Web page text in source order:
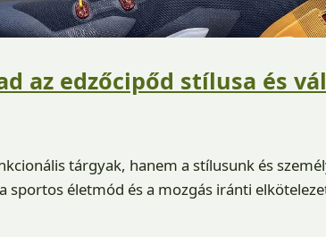
az edzőcipőd stílusa és
tárgyak, hanem a stílusunk és
sportos életmód és a mozgás iránti